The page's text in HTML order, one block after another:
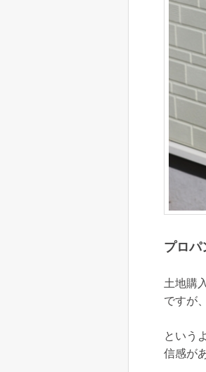
プロパ
土地購
ですが
という
信感が